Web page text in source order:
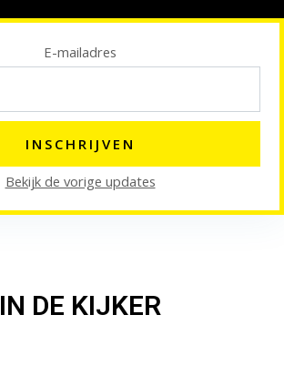
E-mailadres
Bekijk de vorige updates
IN DE KIJKER